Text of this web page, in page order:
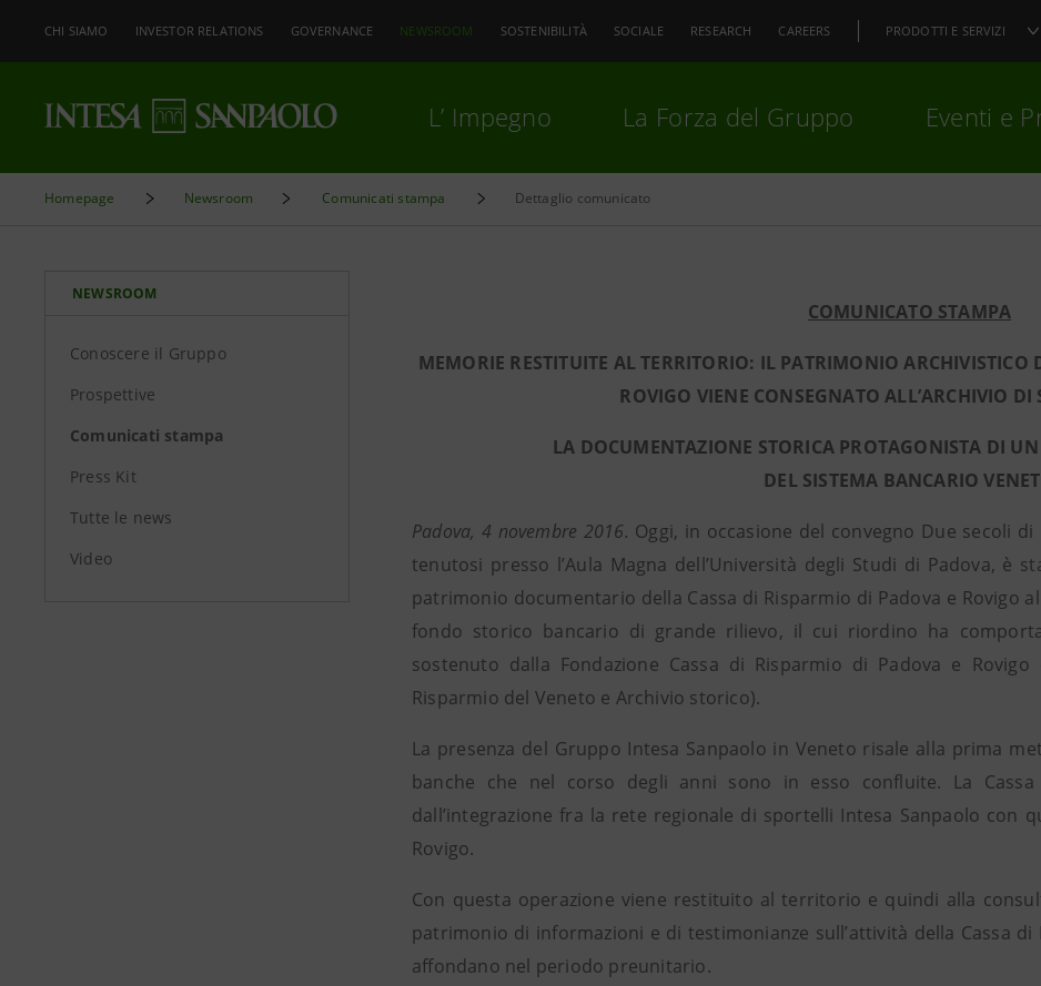
CHI SIAMO INVESTOR RELATIONS GOVERNANCE NEWSROOM SOSTENIBILITÀ SOCIALE RESEARCH CAREERS PRODOTTI E SERVIZI
L’ Impegno La Forza del Gruppo Eventi e
Homepage Newsroom Comunicati stampa Dettaglio comunicato
NEWSROOM
Conoscere il Gruppo
Prospettive
Comunicati stampa
Press Kit
Tutte le news
Video
COMUNICATO STAMPA
MEMORIE RESTITUITE AL TERRITORIO: IL PATRIMONIO ARCHIVISTICO
ROVIGO VIENE CONSEGNATO ALL’ARCHIVIO
LA DOCUMENTAZIONE STORICA PROTAGONISTA DI
DEL SISTEMA BANCARIO
Padova, 4 novembre 2016. Oggi, in occasione del convegno Due secoli
tenutosi presso l’Aula Magna dell’Università degli Studi di Padova, è
patrimonio documentario della Cassa di Risparmio di Padova e Rovigo
fondo storico bancario di grande rilievo, il cui riordino ha
sostenuto dalla Fondazione Cassa di Risparmio di Padova e
Risparmio del Veneto e Archivio storico).
La presenza del Gruppo Intesa Sanpaolo in Veneto risale alla prima
banche che nel corso degli anni sono in esso confluite. La
dall’integrazione fra la rete regionale di sportelli Intesa Sanpaolo con
Rovigo.
Con questa operazione viene restituito al territorio e quindi alla
patrimonio di informazioni e di testimonianze sull’attività della Cassa
affondano nel periodo preunitario.